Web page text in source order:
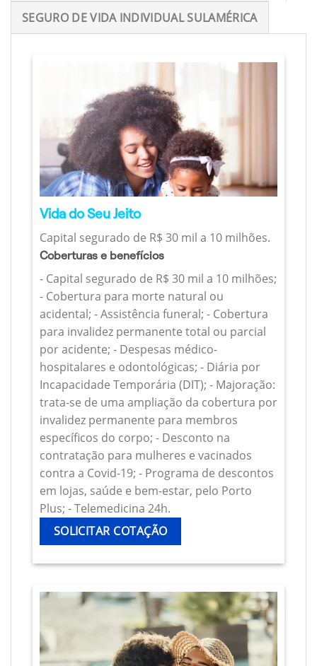
SEGURO DE VIDA INDIVIDUAL SULAMÉRICA
Vida do Seu Jeito
Capital segurado de R$ 30 mil a 10 milhões.
Coberturas e benefícios
- Capital segurado de R$ 30 mil a 10 milhões;
- Cobertura para morte natural ou
acidental; - Assistência funeral; - Cobertura
para invalidez permanente total ou parcial
por acidente; - Despesas médico-
hospitalares e odontológicas; - Diária por
Incapacidade Temporária (DIT); - Majoração:
trata-se de uma ampliação da cobertura por
invalidez permanente para membros
específicos do corpo; - Desconto na
contratação para mulheres e vacinados
contra a Covid-19; - Programa de descontos
em lojas, saúde e bem-estar, pelo Porto
Plus; - Telemedicina 24h.
SOLICITAR COTAÇÃO